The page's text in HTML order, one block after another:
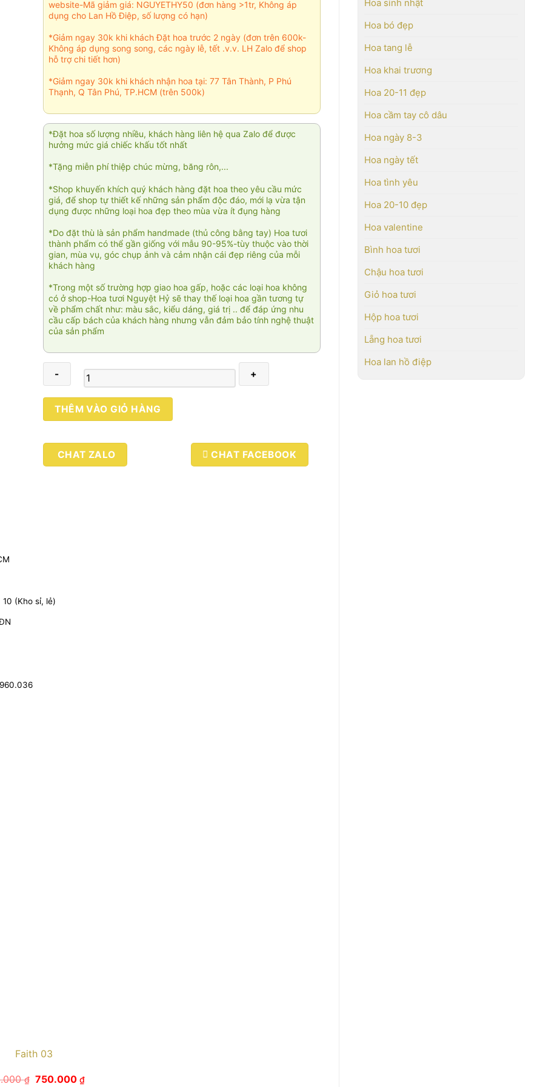
Hoa sinh nhật
Hoa bó đẹp
Hoa tang lễ
Hoa khai trương
Hoa 20-11 đẹp
Hoa cầm tay cô dâu
Hoa ngày 8-3
Hoa ngày tết
Hoa tình yêu
Hoa 20-10 đẹp
Hoa valentine
Bình hoa tươi
Chậu hoa tươi
Giỏ hoa tươi
Hộp hoa tươi
Lẵng hoa tươi
Hoa lan hồ điệp
website-Mã giảm giá: NGUYETHY50 (đơn hàng >1tr, Không áp
dụng cho Lan Hồ Điệp, số lượng có hạn)
*Giảm ngay 30k khi khách Đặt hoa trước 2 ngày (đơn trên 600k-
Không áp dụng song song, các ngày lễ, tết .v.v. LH Zalo để shop
hỗ trợ chi tiết hơn)
*Giảm ngay 30k khi khách nhận hoa tại: 77 Tân Thành, P Phú
Thạnh, Q Tân Phú, TP.HCM (trên 500k)
*Đặt hoa số lượng nhiều, khách hàng liên hệ qua Zalo để được
hưởng mức giá chiếc khấu tốt nhất
*Tặng miễn phí thiệp chúc mừng, băng rôn,...
*Shop khuyến khích quý khách hàng đặt hoa theo yêu cầu mức
giá, để shop tự thiết kế những sản phẩm độc đáo, mới lạ vừa tận
dụng được những loại hoa đẹp theo mùa vừa ít đụng hàng
*Do đặt thù là sản phẩm handmade (thủ công bằng tay) Hoa tươi
thành phẩm có thể gần giống với mẫu 90-95%-tùy thuộc vào thời
gian, mùa vụ, góc chụp ảnh và cảm nhận cái đẹp riêng của mỗi
khách hàng
*Trong một số trường hợp giao hoa gấp, hoặc các loại hoa không
có ở shop-Hoa tươi Nguyệt Hỷ sẽ thay thế loại hoa gần tương tự
về phẩm chất như: màu sắc, kiểu dáng, giá trị .. để đáp ứng nhu
cầu cấp bách của khách hàng nhưng vẫn đảm bảo tính nghệ thuật
của sản phẩm
Tương
lai
rỡ
THÊM VÀO GIỎ HÀNG
CHAT ZALO CHAT FACEBOOK
(Kho sỉ, lẻ)
Faith 03
₫ Giá
750.000₫Giá